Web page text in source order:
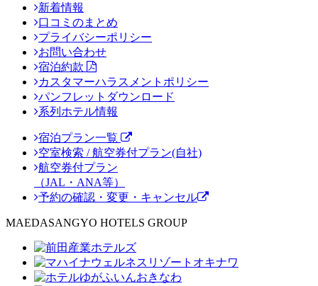
新着情報
口コミのまとめ
プライバシーポリシー
お問い合わせ
宿泊約款
カスタマーハラスメントポリシー
パンフレットダウンロード
系列ホテル情報
宿泊プラン一覧
空室検索 / 航空券付プラン(自社)
航空券付プラン
（JAL・ANA等）
予約の確認・変更・キャンセル
MAEDASANGYO HOTELS GROUP